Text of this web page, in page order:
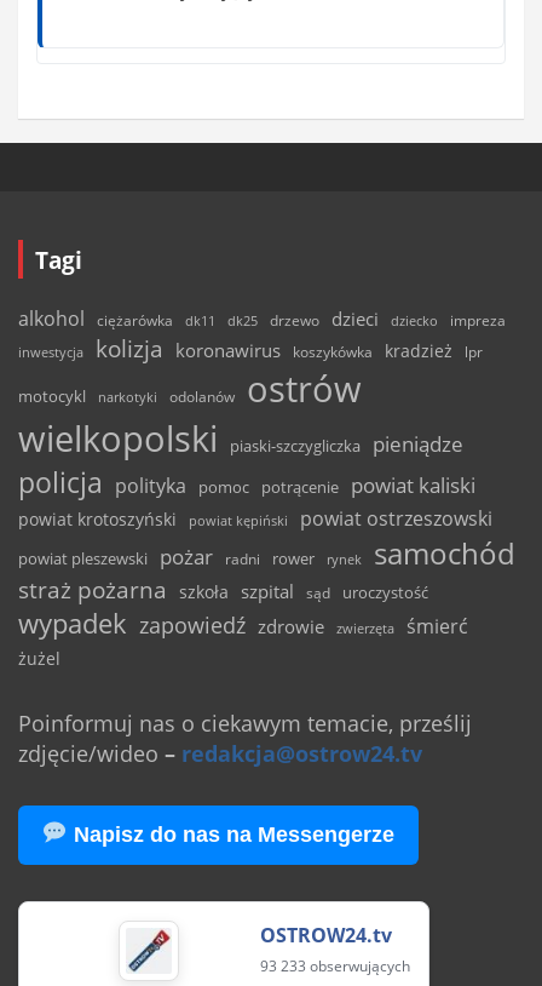
Tagi
alkohol ciężarówka dk11 dk25 drzewo dzieci dziecko
impreza
inwestycja
kolizja koronawirus koszykówka kradzież lpr
motocykl narkotyki odolanów
ostrów
wielkopolski
piaski-szczygliczka pieniądze
policja polityka pomoc potrącenie powiat kaliski
powiat krotoszyński powiat kępiński powiat ostrzeszowski
powiat pleszewski pożar radni rower rynek samochód
straż pożarna szkoła szpital sąd uroczystość
wypadek zapowiedź zdrowie zwierzęta śmierć
żużel
Poinformuj nas o ciekawym temacie, prześlij
zdjęcie/wideo – redakcja@ostrow24.tv
Napisz do nas na Messengerze
OSTROW24.tv
93 233 obserwujących